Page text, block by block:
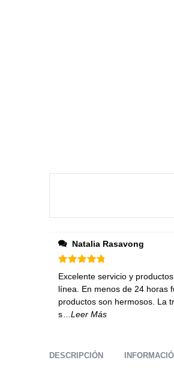
Natalia Rasavong
Excelente servicio y
línea. En menos de 24 horas
productos son hermosos. La
s
...Leer Más
DESCRIPCIÓN